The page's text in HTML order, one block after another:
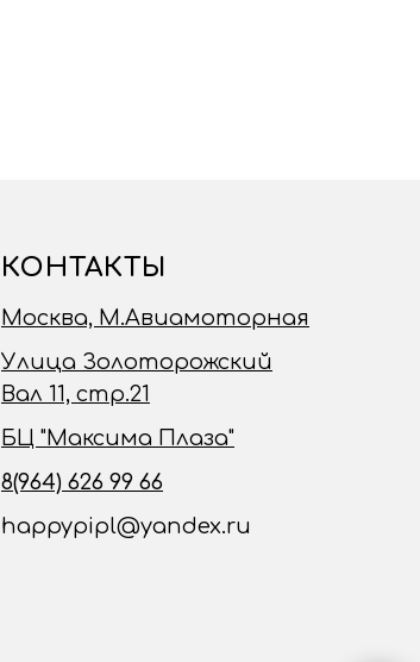
КОНТАКТЫ
Москва, М.Авиамоторная
Улица Золоторожский
Вал 11, стр.21
БЦ "Максима Плаза"
8(964) 626 99 66
happypipl@yandex.ru